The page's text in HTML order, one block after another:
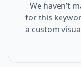
We haven’t
for this
a custom